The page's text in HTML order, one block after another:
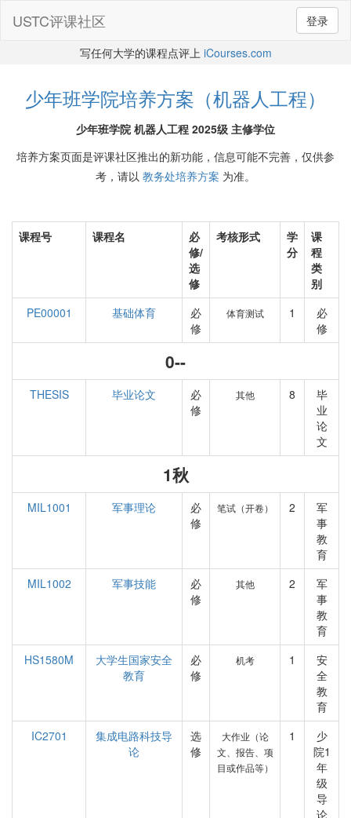
登录
USTC评课社区
写任何大学的课程点评上 iCourses.com
少年班学院培养方案（机器人工程）
少年班学院 机器人工程 2025级 主修学位
培养方案页面是评课社区推出的新功能，信息可能不完善，仅供参
考，请以 教务处培养方案 为准。
课程号 课程名
必
修/
选
修
考核形式
学
分
课
程
类
别
PE00001
基础体育
必
修
体育测试 1
必
修
0--
THESIS 毕业论文
必
修
其他 8
毕
业
论
文
1秋
MIL1001 军事理论
必
修
笔试（开卷） 2
军
事
教
育
MIL1002
军事技能
必
修
其他 2
军
事
教
育
HS1580M
大学生国家安全
教育
必
修
机考 1
安
全
教
育
IC2701
集成电路科技导
论
选
修
大作业（论
文、报告、项
目或作品等）
1
少
院1
年
级
导
论